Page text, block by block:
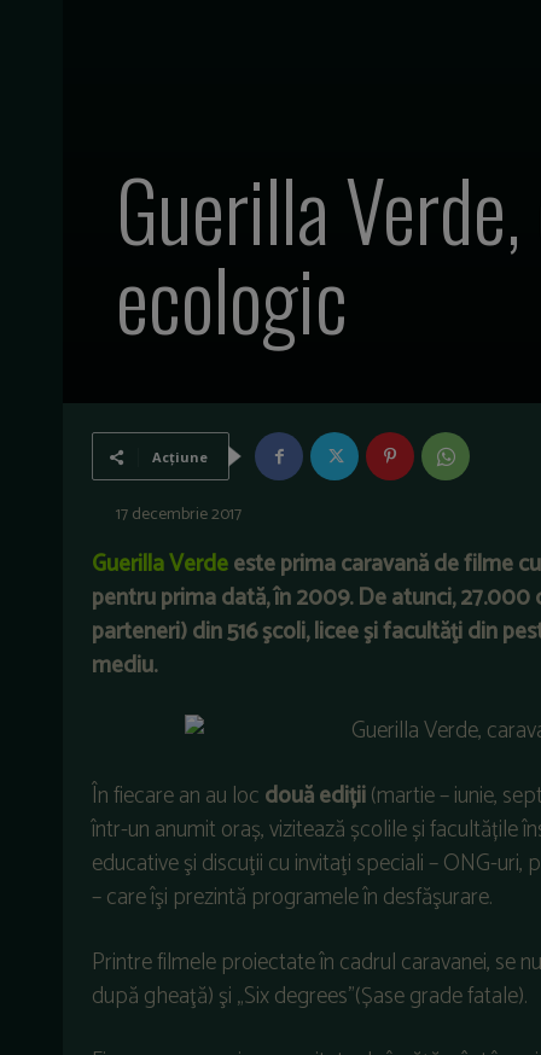
Guerilla
ecologic
Acțiune
17 decembrie 2017
Guerilla Verdeeste prima caravană de filme
pentru prima dată, în 2009. De atunci,
parteneri) din 516 şcoli, licee şi facultăţi din
mediu.
În fiecare an au locdouă ediții(martie – iunie,
într-un anumit oraș, vizitează școlile și facultățile
educative şi discuţii cu invitaţi speciali – ONG-
– care îşi prezintă programele în desfăşurare.
Printre filmele proiectate în cadrul caravanei, se
după gheaţă) şi „Six degrees”(Șase grade fatale).